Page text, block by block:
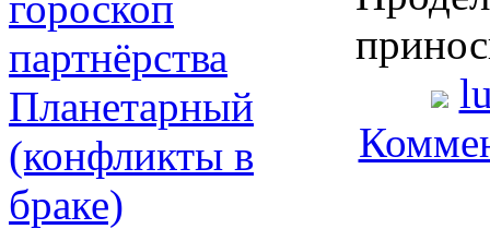
партнёрства
Планетарный
(конфликты в
браке)